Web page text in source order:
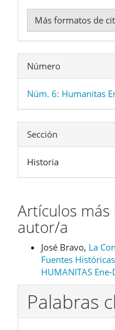
Más formatos de
Número
Núm. 6: Humanitas
Sección
Historia
Artículos
autor/a
José Bravo, La
Fuentes Históricas
HUMANITAS
Palabras